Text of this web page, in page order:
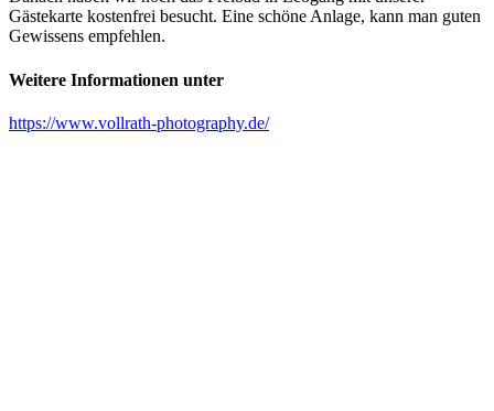
Gästekarte kostenfrei besucht. Eine schöne Anlage, kann man guten
Gewissens empfehlen.
Weitere Informationen unter
https://www.vollrath-photography.de/